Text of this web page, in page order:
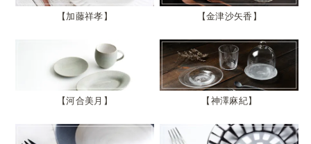
加藤祥孝 金津沙矢香
河合美月 神澤麻紀